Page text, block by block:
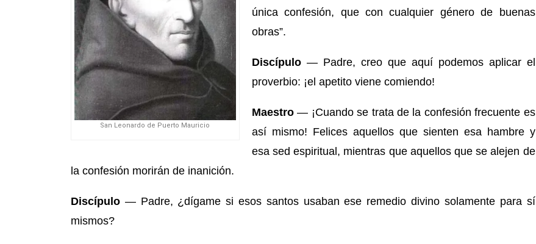
San Leonardo de Puerto Mauricio
única confesión, que con cualquier género de buenas
obras”.
Discípulo— Padre, creoque aquípodemos aplicar el
proverbio: ¡el apetito viene comiendo!
Maestro— ¡Cuando se trata de la confesión frecuente es
así mismo! Felices aquellos que sienten esa hambre y
esa sed espiritual, mientras que aquellos que se alejen de
la confesión morirán de inanición.
Discípulo— Padre, ¿dígame si esos santos usaban ese remedio divino solamente para sí
mismos?